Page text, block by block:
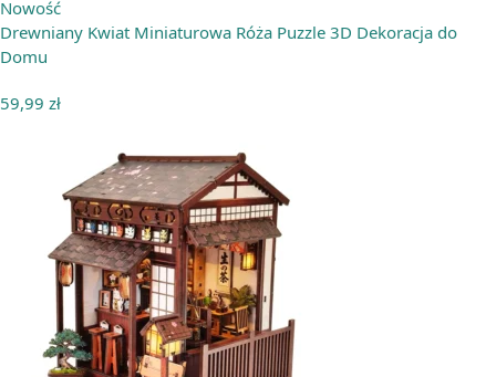
Nowość
Drewniany Kwiat Miniaturowa Róża Puzzle 3D Dekoracja do
Domu
59,99 zł